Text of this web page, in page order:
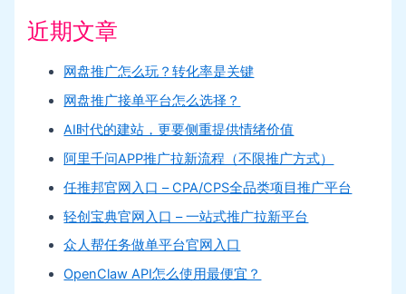
近期文章
网盘推广怎么玩？转化率是关键
网盘推广接单平台怎么选择？
AI时代的建站，更要侧重提供情绪价值
阿里千问APP推广拉新流程（不限推广方式）
任推邦官网入口 – CPA/CPS全品类项目推广平台
轻创宝典官网入口 – 一站式推广拉新平台
众人帮任务做单平台官网入口
OpenClaw API怎么使用最便宜？